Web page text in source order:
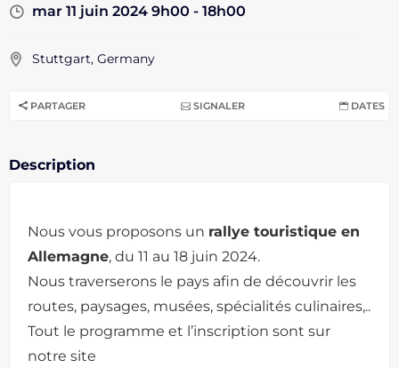
mar 11 juin 2024 9h00 - 18h00
Stuttgart, Germany
PARTAGER SIGNALER DATES
Description
Nous vous proposons un rallye touristique en
Allemagne, du 11 au 18 juin 2024.
Nous traverserons le pays afin de découvrir les
routes, paysages, musées, spécialités culinaires,..
Tout le programme et l’inscription sont sur
notre site